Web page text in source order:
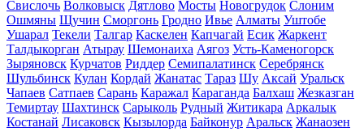
Свислочь Волковыск Дятлово Мосты Новогрудок Слоним
Ошмяны Щучин Сморгонь Гродно Ивье Алматы Уштобе
Ушарал Текели Талгар Каскелен Капчагай Есик Жаркент
Талдыкорган Атырау Шемонаиха Аягоз Усть-Каменогорск
Зыряновск Курчатов Риддер Семипалатинск Серебрянск
Шульбинск Кулан Кордай Жанатас Тараз Шу Аксай Уральск
Чапаев Сатпаев Сарань Каражал Караганда Балхаш Жезказган
Темиртау Шахтинск Сарыколь Рудный Житикара Аркалык
Костанай Лисаковск Кызылорда Байконур Аральск Жанаозен